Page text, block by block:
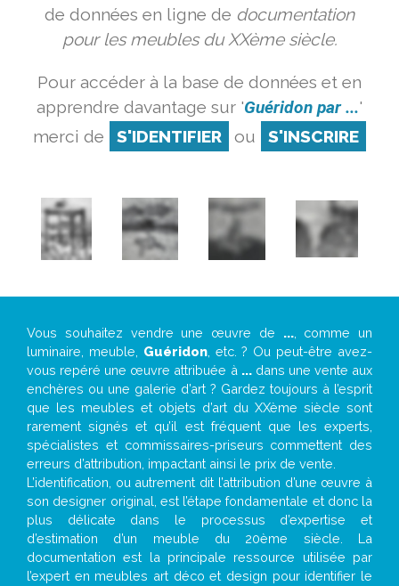
de données en ligne de documentation
pour les meubles du XXème siècle.
Pour accéder à la base de données et en
apprendre davantage sur 'Guéridon par ...'
merci de
S'IDENTIFIER ou S'INSCRIRE
Vous souhaitez vendre une œuvre de ..., comme un
luminaire, meuble, Guéridon, etc. ? Ou peut-être avez-
vous repéré une œuvre attribuée à ...dans une vente aux
enchères ou une galerie d’art ? Gardez toujours à l’esprit
que les meubles et objets d’art du XXème siècle sont
rarement signés et qu’il est fréquent que les experts,
spécialistes et commissaires-priseurs commettent des
erreurs d’attribution, impactant ainsi le prix de vente.
L’identification, ou autrement dit l’attribution d’une œuvre à
son designer original, est l’étape fondamentale et donc la
plus délicate dans le processus d’expertise et
d’estimation d’un meuble du 20ème siècle. La
documentation est la principale ressource utilisée par
l’expert en meubles art déco et design pour identifier le